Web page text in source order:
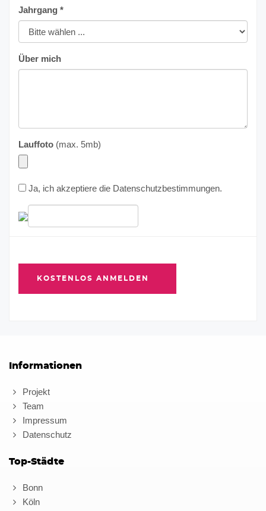
Jahrgang *
Über mich
Lauffoto (max. 5mb)
Ja, ich akzeptiere die Datenschutzbestimmungen.
Informationen
Projekt
Team
Impressum
Datenschutz
Top-Städte
Bonn
Köln